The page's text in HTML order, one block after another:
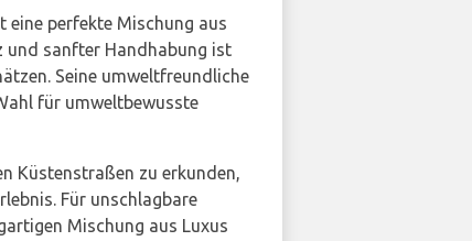
eine perfekte Mischung aus
sanfter Handhabung ist
Seine umweltfreundliche
für umweltbewusste
Küstenstraßen zu erkunden,
Für unschlagbare
Mischung aus Luxus